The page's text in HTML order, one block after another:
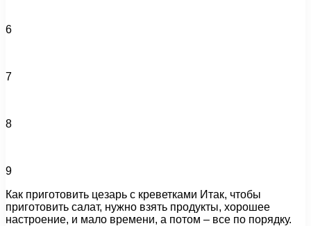
6
7
8
9
Как приготовить цезарь с креветками Итак, чтобы
приготовить салат, нужно взять продукты, хорошее
настроение, и мало времени, а потом – все по порядку.